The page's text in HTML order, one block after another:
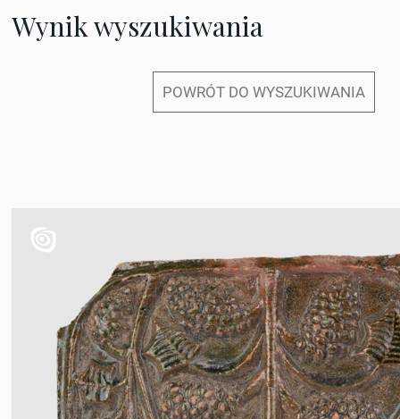
Wynik wyszukiwania
POWRÓT DO WYSZUKIWANIA